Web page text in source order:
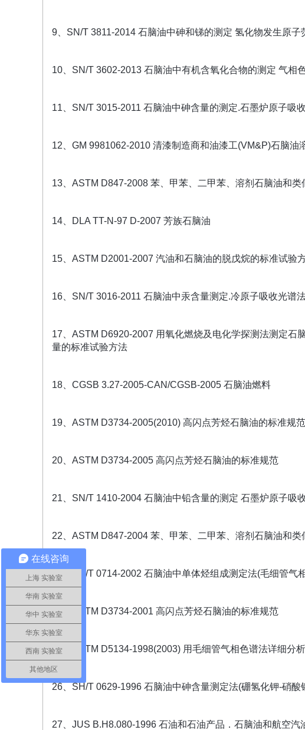
9、SN/T 3811-2014 石脑油中砷和锑的测定 氢化物发生原子
10、SN/T 3602-2013 石脑油中有机含氧化合物的测定 气相
11、SN/T 3015-2011 石脑油中砷含量的测定.石墨炉原子吸
12、GM 9981062-2010 清漆制造商和油漆工(VM&P)石脑油
13、ASTM D847-2008 苯、甲苯、二甲苯、溶剂石脑油和
14、DLA TT-N-97 D-2007 芳族石脑油
15、ASTM D2001-2007 汽油和石脑油的脱戊烷的标准试验
16、SN/T 3016-2011 石脑油中汞含量测定.冷原子吸收光谱
17、ASTM D6920-2007 用氧化燃烧及电化学探测法测定石
量的标准试验方法
18、CGSB 3.27-2005-CAN/CGSB-2005 石脑油燃料
19、ASTM D3734-2005(2010) 高闪点芳烃石脑油的标准规范
20、ASTM D3734-2005 高闪点芳烃石脑油的标准规范
21、SN/T 1410-2004 石脑油中铅含量的测定 石墨炉原子吸
22、ASTM D847-2004 苯、甲苯、二甲苯、溶剂石脑油和
23、SH/T 0714-2002 石脑油中单体烃组成测定法(毛细管气
24、ASTM D3734-2001 高闪点芳烃石脑油的标准规范
25、ASTM D5134-1998(2003) 用毛细管气相色谱法详细分
26、SH/T 0629-1996 石脑油中砷含量测定法(硼氢化钾-硝酸
27、JUS B.H8.080-1996 石油和石油产品．石脑油和航空
在线咨询
上海 实验室
华南 实验室
华中 实验室
华东 实验室
西南 实验室
其他地区